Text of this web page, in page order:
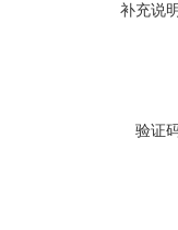
补充说
验证